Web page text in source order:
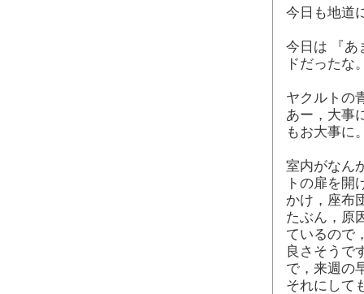
今日も地道
今日は 『あ
ドだったな
ヤクルトの
あー，大事
もお大事に
室内がなん
トの扉を開
かけ，座布
たぶん，原
ているので
良さそうで
で，来週の
それにして